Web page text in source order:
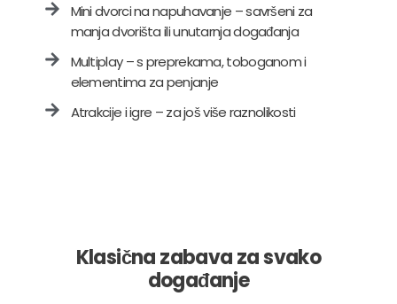
Mini dvorci na napuhavanje – savršeni za
manja dvorišta ili unutarnja događanja
Multiplay – s preprekama, toboganom i
elementima za penjanje
Atrakcije i igre – za još više raznolikosti
Klasična zabava za svako
događanje